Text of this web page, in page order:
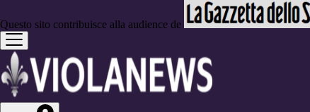
Questo sito contribuisce alla audience de